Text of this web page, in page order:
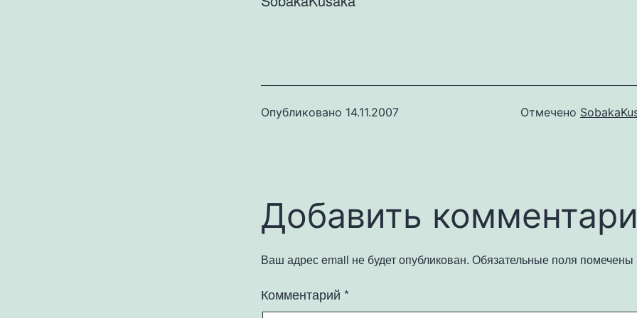
Опубликовано 14.11.2007 Отмечено
Добавить
Ваш адрес email не будет опубликован. Обязательные поля помечены
Комментарий *